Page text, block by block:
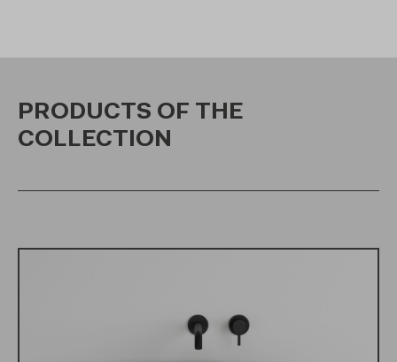
PRODUCTS OF THE
COLLECTION